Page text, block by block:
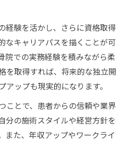
経験を活かし、さらに資格取得
なキャリアパスを描くことが可
院での実務経験を積みながら柔
を取得すれば、将来的な独立開
ップも現実的になります。
ことで、患者からの信頼や業界
分の施術スタイルや経営方針を
また、年収アップやワークライ